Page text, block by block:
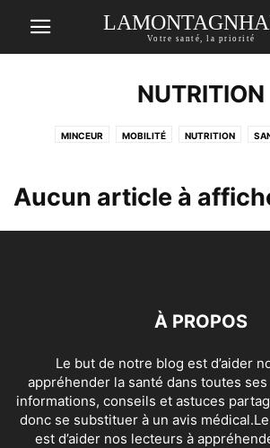
Votre santé, la priorité
NUTRITION
MINCEUR MOBILITÉ NUTRITION
Aucun article à
À PROPOS
Le but de notre blog est d’aider
appréhender la santé dans toutes
informations, conseils et astuces
donc se substituer à un avis
est d’aider nos lecteurs à